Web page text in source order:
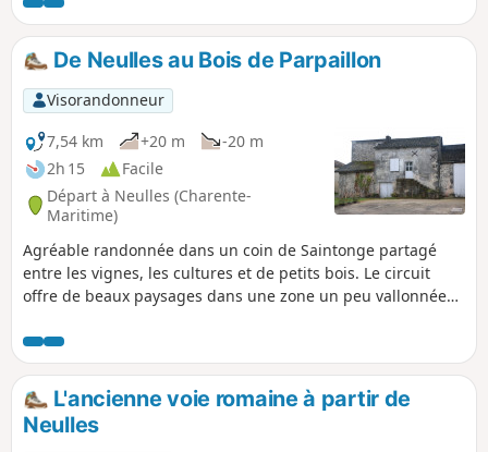
de Breuil après un passage à gué. Des
fontaines émaillent également le parcours ou
lui sont proches dont la Fontaine de Zade.
De Neulles au Bois de Parpaillon
Visorandonneur
7,54 km
+20 m
-20 m
2h 15
Facile
Départ à Neulles (Charente-
Maritime)
Agréable randonnée dans un coin de Saintonge partagé
entre les vignes, les cultures et de petits bois. Le circuit
offre de beaux paysages dans une zone un peu vallonnée
plusieurs reprises dont une fois à gué. Circuit modifié le 16
septembre 2023 *. Voir informations pratiques.
L'ancienne voie romaine à partir de
Neulles